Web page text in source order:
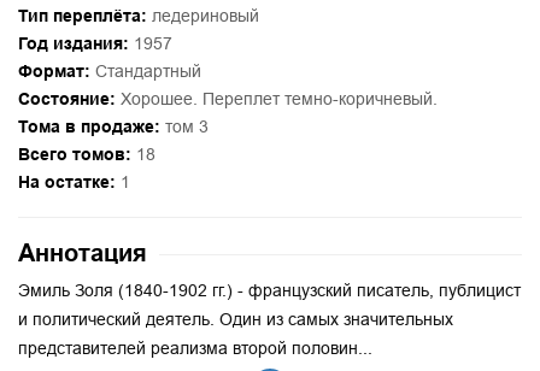
Тип переплёта: ледериновый
Год издания: 1957
Формат: Стандартный
Состояние: Хорошее. Переплет темно-коричневый.
Тома в продаже: том 3
Всего томов: 18
На остатке: 1
Аннотация
Эмиль Золя (1840-1902 гг.) - французский писатель, публицист
и политический деятель. Один из самых значительных
представителей реализма второй половин...